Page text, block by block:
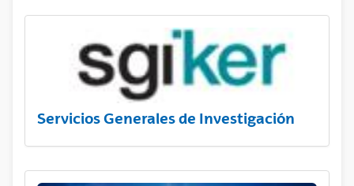
Servicios Generales de Investigación